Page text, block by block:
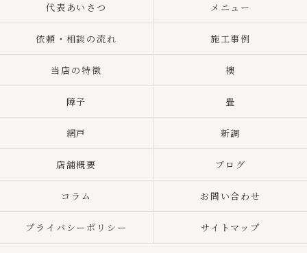
代表あいさつ メニュー
依頼・相談の流れ 施工事例
当店の特徴 襖
障子 畳
網戸 新調
店舗概要 ブログ
コラム お問い合わせ
プライバシーポリシー サイトマップ